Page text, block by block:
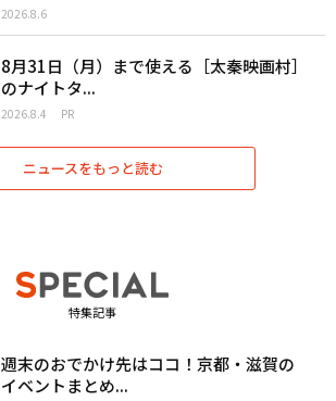
2026.8.6
8月31日（月）まで使える［太秦映画村］
のナイトタ...
2026.8.4 PR
ニュースをもっと読む
特集記事
週末のおでかけ先はココ！京都・滋賀の
イベントまとめ...